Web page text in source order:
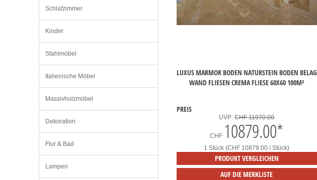
LUXUS MARMOR BODEN NATURSTEIN BODEN BELAG
WAND FLIESEN CREMA FLIESE 60X60 100M²
PREIS
UVP:CHF 11970.00
CHF 10879.00*
1 Stück (CHF 10879.00 / Stück)
PRODUKT VERGLEICHEN
AUF DIE MERKLISTE
Schlafzimmer
Kinder
Stahlmöbel
Italienische Möbel
Massivholzmöbel
Dekoration
Flur & Bad
Lampen